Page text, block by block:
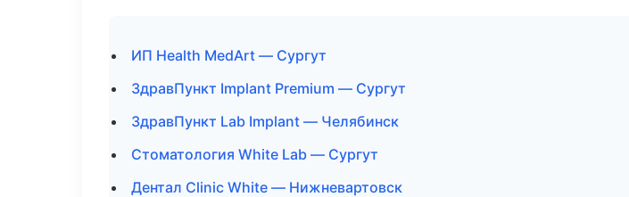
ИП Health MedArt — Сургут
ЗдравПункт Implant Premium — Сургут
ЗдравПункт Lab Implant — Челябинск
Стоматология White Lab — Сургут
Дентал Clinic White — Нижневартовск